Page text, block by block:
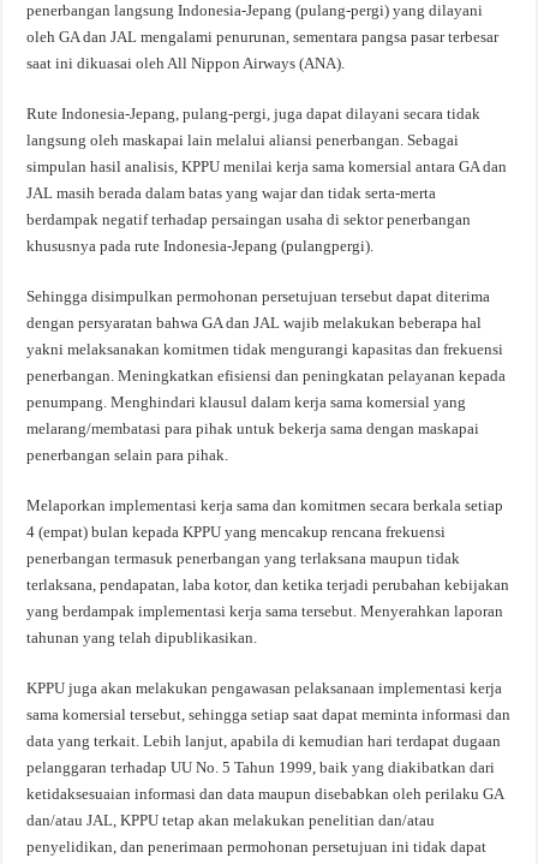
penerbangan langsung Indonesia-Jepang (pulang-pergi) yang dilayani
oleh GA dan JAL mengalami penurunan, sementara pangsa pasar terbesar
saat ini dikuasai oleh All Nippon Airways (ANA).
Rute Indonesia-Jepang, pulang-pergi, juga dapat dilayani secara tidak
langsung oleh maskapai lain melalui aliansi penerbangan. Sebagai
simpulan hasil analisis, KPPU menilai kerja sama komersial antara GA dan
JAL masih berada dalam batas yang wajar dan tidak serta-merta
berdampak negatif terhadap persaingan usaha di sektor penerbangan
khususnya pada rute Indonesia-Jepang (pulangpergi).
Sehingga disimpulkan permohonan persetujuan tersebut dapat diterima
dengan persyaratan bahwa GA dan JAL wajib melakukan beberapa hal
yakni melaksanakan komitmen tidak mengurangi kapasitas dan frekuensi
penerbangan. Meningkatkan efisiensi dan peningkatan pelayanan kepada
penumpang. Menghindari klausul dalam kerja sama komersial yang
melarang/membatasi para pihak untuk bekerja sama dengan maskapai
penerbangan selain para pihak.
Melaporkan implementasi kerja sama dan komitmen secara berkala setiap
4 (empat) bulan kepada KPPU yang mencakup rencana frekuensi
penerbangan termasuk penerbangan yang terlaksana maupun tidak
terlaksana, pendapatan, laba kotor, dan ketika terjadi perubahan kebijakan
yang berdampak implementasi kerja sama tersebut. Menyerahkan laporan
tahunan yang telah dipublikasikan.
KPPU juga akan melakukan pengawasan pelaksanaan implementasi kerja
sama komersial tersebut, sehingga setiap saat dapat meminta informasi dan
data yang terkait. Lebih lanjut, apabila di kemudian hari terdapat dugaan
pelanggaran terhadap UU No. 5 Tahun 1999, baik yang diakibatkan dari
ketidaksesuaian informasi dan data maupun disebabkan oleh perilaku GA
dan/atau JAL, KPPU tetap akan melakukan penelitian dan/atau
penyelidikan, dan penerimaan permohonan persetujuan ini tidak dapat